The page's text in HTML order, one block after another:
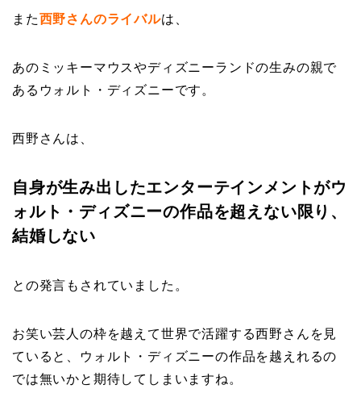
また西野さんのライバルは、
あのミッキーマウスやディズニーランドの生みの親で
ある ウォルト・ディズニーです 。
西野さんは、
自身が生み出したエンターテインメントがウ
ォルト・ディズニーの作品を超えない限り、
結婚しない
との発言もされていました。
お笑い芸人の枠を越えて世界で活躍する西野さんを見
ていると、
ウォルト・ディズニーの作品を越えれるの
では無いかと期待してしまいますね。